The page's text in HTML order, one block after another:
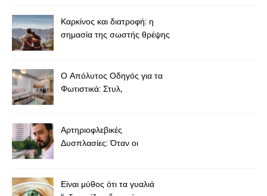
Καρκίνος και διατροφή: η
σημασία της σωστής θρέψης
Ο Απόλυτος Οδηγός για τα
Φωτιστικά: Στυλ,
Αρτηριοφλεβικές
Δυσπλασίες: Όταν οι
Είναι μύθος ότι τα γυαλιά